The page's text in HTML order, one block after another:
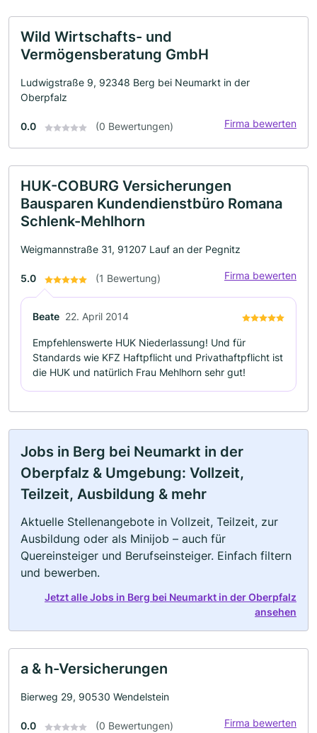
Wild Wirtschafts- und
Vermögensberatung GmbH
Ludwigstraße 9, 92348 Berg bei Neumarkt in der
Oberpfalz
0.0 (0 Bewertungen) Firma bewerten
HUK-COBURG Versicherungen
Bausparen Kundendienstbüro Romana
Schlenk-Mehlhorn
Weigmannstraße 31, 91207 Lauf an der Pegnitz
5.0 (1 Bewertung) Firma bewerten
Beate 22. April 2014
Empfehlenswerte HUK Niederlassung! Und für
Standards wie KFZ Haftpflicht und Privathaftpflicht ist
die HUK und natürlich Frau Mehlhorn sehr gut!
Jobs in Berg bei Neumarkt in der
Oberpfalz & Umgebung: Vollzeit,
Teilzeit, Ausbildung & mehr
Aktuelle Stellenangebote in Vollzeit, Teilzeit, zur
Ausbildung oder als Minijob – auch für
Quereinsteiger und Berufseinsteiger. Einfach filtern
und bewerben.
Jetzt alle Jobs in Berg bei Neumarkt in der Oberpfalz
ansehen
a & h-Versicherungen
Bierweg 29, 90530 Wendelstein
0.0 (0 Bewertungen) Firma bewerten